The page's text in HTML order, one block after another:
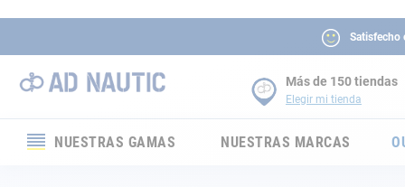
Satisfecho
Más de 150 tiendas
Elegir mi tienda
NUESTRAS GAMAS NUESTRAS MARCAS